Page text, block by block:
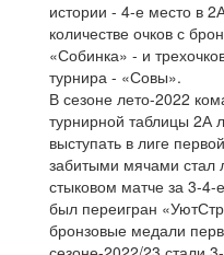
истории - 4-е место в
количестве очков с
«Собинка» - и
турнира - «Совы».
В сезоне лето-2022
турнирной таблицы 2А
выступать в лиге
забитыми мячами
стыковом матче за 3-
был переигран
бронзовые медали